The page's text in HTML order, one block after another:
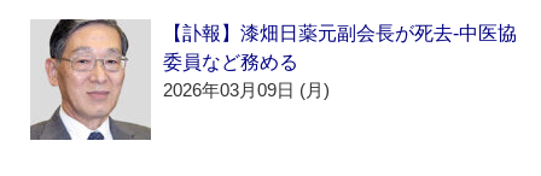
【訃報】漆畑日薬元副会長が死去‐中医協
委員など務める
2026年03月09日 (月)